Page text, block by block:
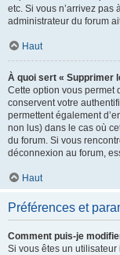
etc. Si vous n’arrivez pas
administrateur du forum
Haut
À quoi sert « Supprimer
Cette option vous permet
conservent votre
permettent également
non lus) dans le cas où
du forum. Si vous
déconnexion au forum,
Haut
Préférences et
Comment puis-je
Si vous êtes un